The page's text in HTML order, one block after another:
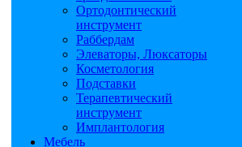
Ортодонтический
инструмент
Раббердам
Элеваторы, Люксаторы
Косметология
Подставки
Терапевтический
инструмент
Имплантология
Мебель